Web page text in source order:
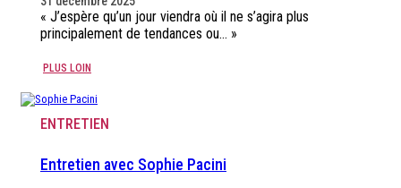
« J’espère qu’un jour viendra où il ne s’agira plus
principalement de tendances ou… »
PLUS LOIN
ENTRETIEN
Entretien avec Sophie Pacini